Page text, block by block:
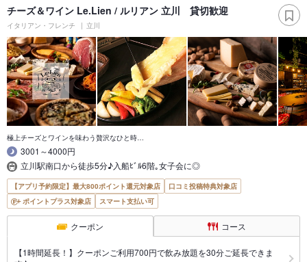
チーズ＆ワイン Le.Lien / ルリアン 立川 貸切歓迎
イタリアン・フレンチ 立川
極上チーズとワインを味わう贅沢なひと時…
3001～4000円
立川駅南口から徒歩5分♪入船ﾋﾞﾙ6階｡女子会に◎
【アプリ予約限定】最大800ポイント還元対象店
口コミ投稿特典対象店
ポイントプラス対象店
スマート支払い可
クーポン コース
【1時間延長！】クーポンご利用700円で飲み放題を30分ご延長できま